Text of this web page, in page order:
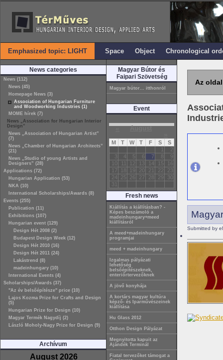
Emphasized topic: LIGHT Space Object Chronological
News categories
News (112)
News (45)
Homepage News (3)
Association of Hungarian Furniture
and Woodworking Industries (1)
MOME hírek (7)
News „Association for Hungarian Interior
Design”
News „Association of Hungarian Artist”
(7)
News „Chamber of Hungarian Architects”
(21)
News „Studio of young Artists and
Designers” (28)
Applications (72)
Hungarian Application (53)
NKA (10)
International Scholarships/Awards (8)
Events (255)
Publication (11)
Exhibitions (107)
Hungarian event (129)
Design Hét 2008 (2)
Budapest Design Week (12)
Design Hét 2010 (16)
Design Hét 2011 (24)
Lakástrend (8)
madeinhungary (10)
International Events (4)
Scholarships/Awards (37)
"Az év belsőépítésze" price (10)
Lajos Kozma Prize for Crafts and Design
(5)
Hungarian Prize for Design (10)
Magyar Termék Nagydíj (2)
László Moholy-Nagy Prize for Design (9)
Archívum
August 2026
Magyar Bútor és
Faipari Szövetség
Magyar bútor... itthonról
Event
« August
M T W T F S
S
1
2
3
4 5 6 7 8
9
10
11 12 13 14 15
16
17
18 19 20 21 22
23
24
25 26 27 28 29
30
31
Fresh news
Kiállítás a kiállításban? -
Képes beszámoló a
madeinhungary+meed
kiállításról
A meed+madeinhungary
programjai
meed + madeinhungary
Izgalmas pályázati
lehetőség
belsőépítészeknek,
enteriőrtervezőknek
A jövő konyhája
A kortárs magyar kultúra
képző- és Iparművészeinek
kiállítása
Hu Glass 2012
Otthon Design Pályázat
Megnyitotta kapuit az
Ajándék Terminál
Fiatal tervezőket támogat a
Az
Submitted by